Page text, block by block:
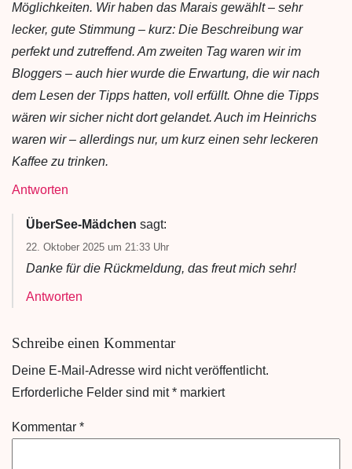
Möglichkeiten. Wir haben das Marais gewählt – sehr
lecker, gute Stimmung – kurz: Die Beschreibung war
perfekt und zutreffend. Am zweiten Tag waren wir im
Bloggers – auch hier wurde die Erwartung, die wir nach
dem Lesen der Tipps hatten, voll erfüllt. Ohne die Tipps
wären wir sicher nicht dort gelandet. Auch im Heinrichs
waren wir – allerdings nur, um kurz einen sehr leckeren
Kaffee zu trinken.
Antworten
ÜberSee-Mädchen sagt:
22. Oktober 2025 um 21:33 Uhr
Danke für die Rückmeldung, das freut mich sehr!
Antworten
Schreibe einen Kommentar
Deine E-Mail-Adresse wird nicht veröffentlicht.
Erforderliche Felder sind mit* markiert
Kommentar *